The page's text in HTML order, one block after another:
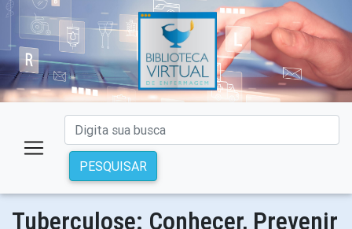
PESQUISAR
Tuberculose: Conhecer, Prevenir